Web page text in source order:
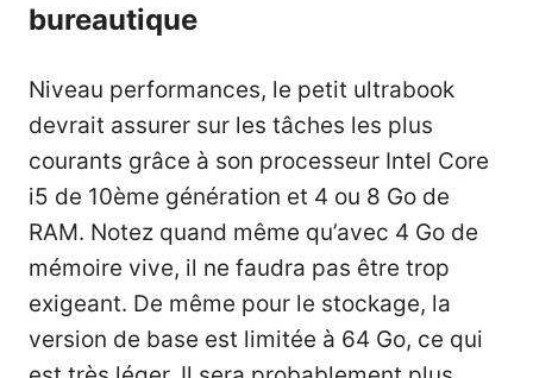
bureautique
Niveau performances, le petit ultrabook
devrait assurer sur les tâches les plus
courants grâce à son processeur Intel Core
i5 de 10ème génération et 4 ou 8 Go de
RAM. Notez quand même qu’avec 4 Go de
mémoire vive, il ne faudra pas être trop
exigeant. De même pour le stockage, la
version de base est limitée à 64 Go, ce qui